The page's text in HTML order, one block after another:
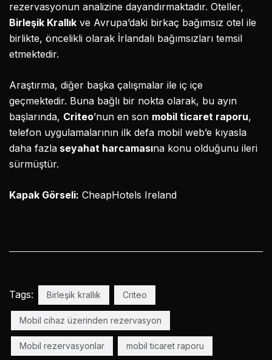
rezervasyonun analizine dayandırmaktadır. Oteller,
Birleşik Krallık ve Avrupa’daki birkaç bağımsız otel ile
birlikte, öncelikli olarak İrlandalı bağımsızları temsil
etmektedir.
Araştırma, diğer başka çalışmalar ile iç içe
geçmektedir. Buna bağlı bir nokta olarak, bu ayın
başlarında, Criteo’nun en son mobil ticaret raporu,
telefon uygulamalarının ilk defa mobil web’e kıyasla
daha fazla seyahat harcamasına konu olduğunu ileri
sürmüştür.
Kapak Görseli: CheapHotels Ireland
Tags: Birleşik krallık Criteo
Mobil cihaz üzerinden rezervasyon
Mobil rezervasyonlar mobil ticaret raporu